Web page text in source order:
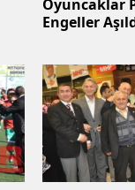
Oyuncaklar
Engeller